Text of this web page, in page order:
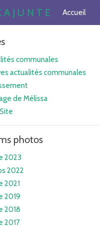
A J U N T E Accueil
communales
actualités communales
de Mélissa
photos
2023
2022
2021
2019
2018
2017